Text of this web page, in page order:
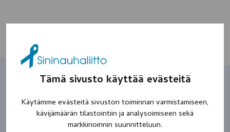
Tämä sivusto käyttää evästeitä
Käytämme evästeitä sivuston toiminnan varmistamiseen,
kävijämäärän tilastointiin ja analysoimiseen sekä
markkinoinnin suunnitteluun.
Timo